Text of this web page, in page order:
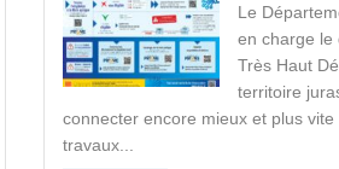
Le
en charge le
Très Haut
territoire
connecter encore mieux et plus vite
travaux...